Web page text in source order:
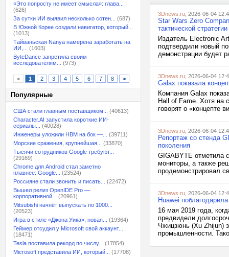
«Это попросту не имеет смысла»: глава...
(626)
За сутки ИИ выявил несколько сотен...
(687)
В Южной Корее создали навигатор, который...
(1013)
Тайваньская Nanya намерена заработать на
ИИ,...
(1603)
ByteDance запретила своим
исследователям...
(973)
< 1 2 3 4 5 6 7 8 >
Популярные
США стали главным поставщиком...
(40613)
Character.AI запустила короткие ИИ-
сериалы...
(40028)
Инженеры уложили HBM на бок —...
(39711)
Морские сражения, крупнейшая...
(33870)
Тысячи сотрудников Google требуют...
(29169)
Chrome для Android стал заметно
плавнее: Google...
(23524)
Россияне стали звонить и писать...
(22472)
Вышел релиз OpenIDE Pro —
корпоративной...
(20961)
Mitsubishi начнёт выпускать по 1000...
(20523)
Игра в стиле «Джона Уика», новая...
(19364)
Геймер отсудил у Microsoft свой аккаунт...
(18471)
Tesla поставила рекорд по числу...
(17854)
Microsoft представила ИИ, который...
(17708)
3Dnews.ru , 2026-06-04
Star Wars Zero
тактической
Издатель Electronic
подтвердили новый
демонстрации будет
3Dnews.ru , 2026-06-04
Galax показала
Компания Galax
Hall of Fame. Хотя на
говорят о «концепте
3Dnews.ru , 2026-06-04
Репортаж со стенда
поколения
GIGABYTE отметила
мониторы, а также
продемонстрировал
3Dnews.ru , 2026-06-04
Huawei
16 мая 2019 года,
предвидели
Чжицзюнь (Xu Zhijun)
промышленности.